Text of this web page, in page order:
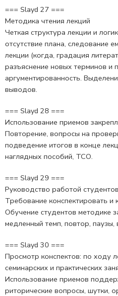
=== Slayd 27 ===
Методика чтения лекций
Четкая структура лекции и
отсутствие плана, следование
лекции (когда, градация
разъяснение новых терминов и
аргументированность.
выводов.
=== Slayd 28 ===
Использование приемов
Повторение, вопросы на
подведение итогов в конце
наглядных пособий, ТСО.
=== Slayd 29 ===
Руководство работой студентов
Требование конспектировать и
Обучение студентов методике
медленный темп, повтор, паузы,
=== Slayd 30 ===
Просмотр конспектов: по ходу
семинарских и практических
Использование приемов
риторические вопросы, шутки,